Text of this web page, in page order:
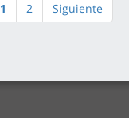
1 2 Siguiente